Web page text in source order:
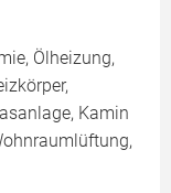
Ölheizung,
Kamin